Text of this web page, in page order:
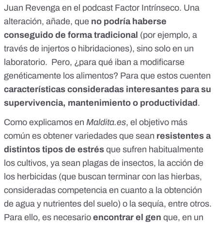
Juan Revenga en el podcast Factor Intrínseco. Una
alteración, añade, que no podría haberse
conseguido de forma tradicional (por ejemplo, a
través de injertos o hibridaciones), sino solo en un
laboratorio. Pero, ¿para qué iban a modificarse
genéticamente los alimentos? Para que estos cuenten
características consideradas interesantes para su
supervivencia, mantenimiento o productividad .
Como explicamos en Maldita.es, el objetivo más
común es obtener variedades que sean resistentes a
distintos tipos de estrés que sufren habitualmente
los cultivos, ya sean plagas de insectos, la acción de
los herbicidas (que buscan terminar con las hierbas,
consideradas competencia en cuanto a la obtención
de agua y nutrientes del suelo) o la sequía, entre otros.
Para ello, es necesario encontrar el gen que, en un